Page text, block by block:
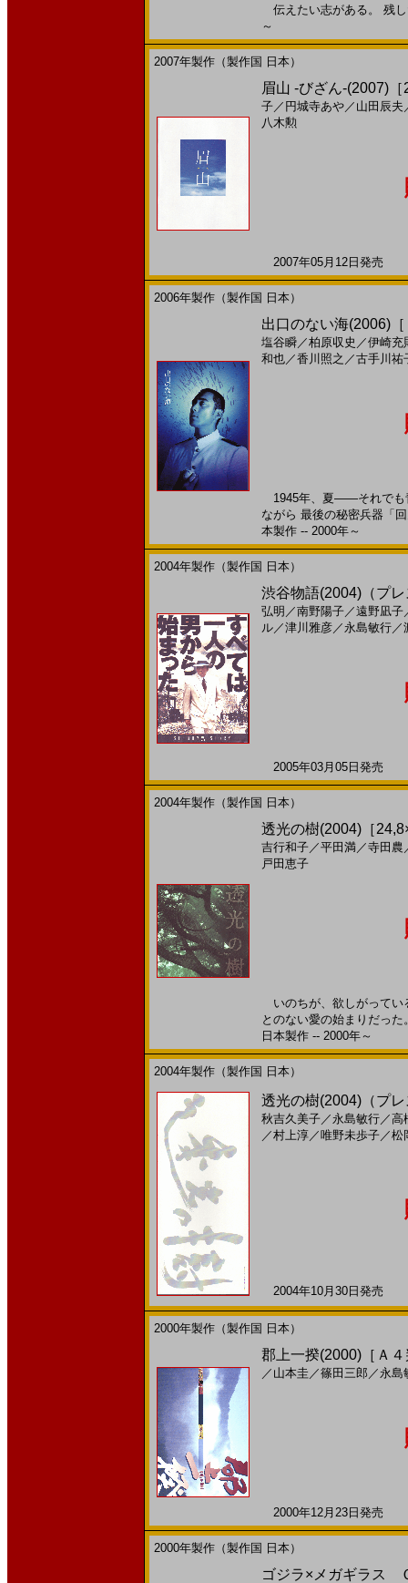
伝えたい志がある。 残
～
2007年製作（製作国 日本）
眉山 -びざん-(2007)
子／ 円城寺あや／ 山田辰夫
八木勲
2007年05月12日発売
2006年製作（製作国 日本）
出口のない海(2006)
塩谷瞬／柏原収史 ／伊崎充
和也／香川照之 ／古手川祐
1945年、夏――それでも
ながら 最後の秘密兵器「
本製作 -- 2000年～
2004年製作（製作国 日本）
渋谷物語(2004)（プ
弘明 ／南野陽子／遠野凪子
ル／津川雅彦／永島敏行／
2005年03月05日発売
2004年製作（製作国 日本）
透光の樹(2004)［
吉行和子／平田満／寺田農
戸田恵子
いのちが、欲しがってい
とのない愛の始まりだっ
日本製作 -- 2000年～
2004年製作（製作国 日本）
透光の樹(2004)（プ
秋吉久美子／永島敏行／高
／村上淳／唯野未歩子／松
2004年10月30日発売
2000年製作（製作国 日本）
郡上一揆(2000)［Ａ
／ 山本圭 ／篠田三郎 ／永島
2000年12月23日発売
2000年製作（製作国 日本）
ゴジラ×メガギラス